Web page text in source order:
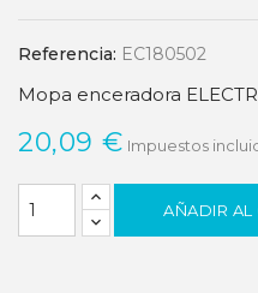
Referencia: EC180502
Mopa enceradora
20,09 € Impuestos
AÑADIR AL